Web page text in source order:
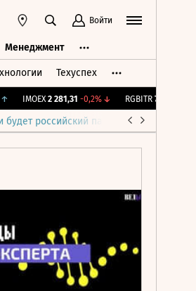
Войти
Менеджмент
Техуспех
IMOEX 2 281,31 -0,2%↓ RGBITR 775,49
российский парламент